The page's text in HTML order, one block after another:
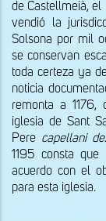
de Castellmeià, el
vendió la
Solsona por mil
se conservan
toda certeza ya
noticia
remonta a 1176,
iglesia de Sant
Pere capellani
1195 consta
acuerdo con el
para esta iglesia.